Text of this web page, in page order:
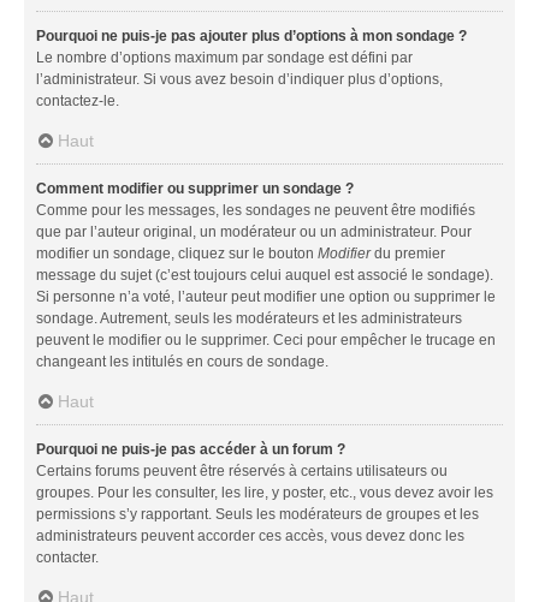
Pourquoi ne puis-je pas ajouter plus d’options à mon sondage ?
Le nombre d’options maximum par sondage est défini par
l’administrateur. Si vous avez besoin d’indiquer plus d’options,
contactez-le.
Haut
Comment modifier ou supprimer un sondage ?
Comme pour les messages, les sondages ne peuvent être modifiés
que par l’auteur original, un modérateur ou un administrateur. Pour
modifier un sondage, cliquez sur le bouton Modifierdu premier
message du sujet (c’est toujours celui auquel est associé le sondage).
Si personne n’a voté, l’auteur peut modifier une option ou supprimer le
sondage. Autrement, seuls les modérateurs et les administrateurs
peuvent le modifier ou le supprimer. Ceci pour empêcher le trucage en
changeant les intitulés en cours de sondage.
Haut
Pourquoi ne puis-je pas accéder à un forum ?
Certains forums peuvent être réservés à certains utilisateurs ou
groupes. Pour les consulter, les lire, y poster, etc., vous devez avoir les
permissions s’y rapportant. Seuls les modérateurs de groupes et les
administrateurs peuvent accorder ces accès, vous devez donc les
contacter.
Haut